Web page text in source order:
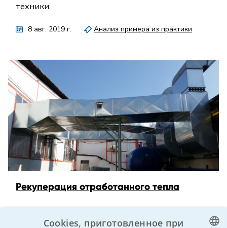
техники.
8 авг. 2019 г. Анализ примера из практики
Рекуперация отработанного тепла
Cookies, приготовленное при